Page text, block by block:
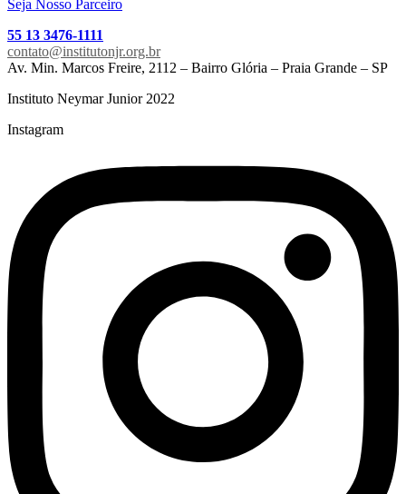
Seja Nosso Parceiro
55 13 3476-1111
contato@institutonjr.org.br
Av. Min. Marcos Freire, 2112 – Bairro Glória – Praia Grande – SP
Instituto Neymar Junior 2022
Instagram